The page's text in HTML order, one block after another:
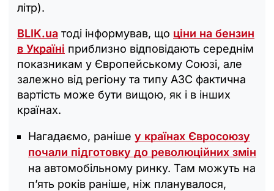
літр).
BLIK.ua тоді інформував, що ціни на бензин
в Україні приблизно відповідають середнім
показникам у Європейському Союзі, але
залежно від регіону та типу АЗС фактична
вартість може бути вищою, як і в інших
країнах.
Нагадаємо, раніше у країнах Євросоюзу
почали підготовку до революційних змін
на автомобільному ринку. Там можуть на
п’ять років раніше, ніж планувалося,